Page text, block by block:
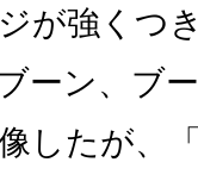
が強くつ
ーン、ブ
したが、